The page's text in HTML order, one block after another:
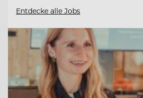
Entdecke alle Jobs